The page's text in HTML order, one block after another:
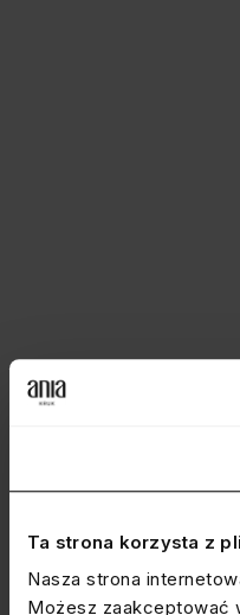
Ta strona korzysta z
Nasza strona
Możesz zaakceptować